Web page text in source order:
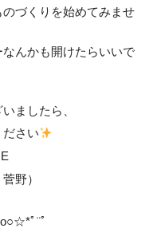
づくりを始めてみませ
んかも開けたらいいで
ましたら、
さい
野）
ﾟ¨ﾟ